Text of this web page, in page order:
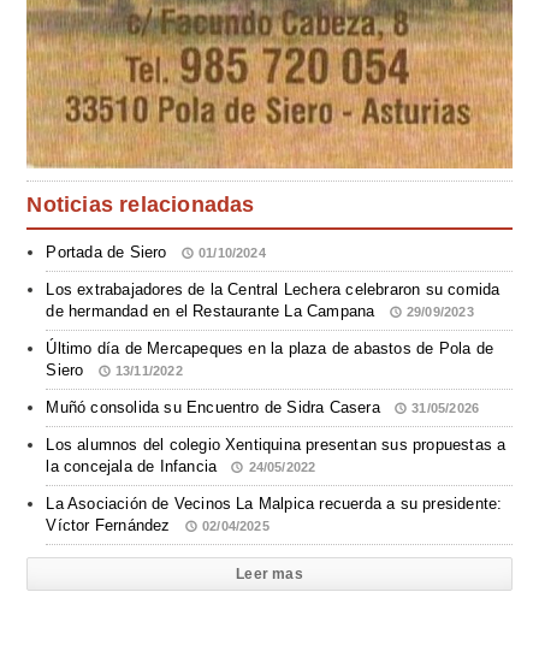
Noticias relacionadas
Portada de Siero 01/10/2024
Los extrabajadores de la Central Lechera celebraron su comida
de hermandad en el Restaurante La Campana
29/09/2023
Último día de Mercapeques en la plaza de abastos de Pola de
Siero
13/11/2022
Muñó consolida su Encuentro de Sidra Casera 31/05/2026
Los alumnos del colegio Xentiquina presentan sus propuestas a
la concejala de Infancia
24/05/2022
La Asociación de Vecinos La Malpica recuerda a su presidente:
Víctor Fernández
02/04/2025
Leer mas